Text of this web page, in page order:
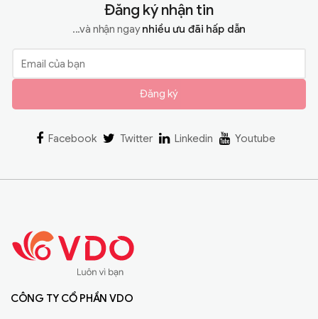
Đăng ký nhận tin
...và nhận ngaynhiều ưu đãi hấp dẫn
Đăng ký
Facebook Twitter Linkedin Youtube
CÔNG TY CỔ PHẦN VDO